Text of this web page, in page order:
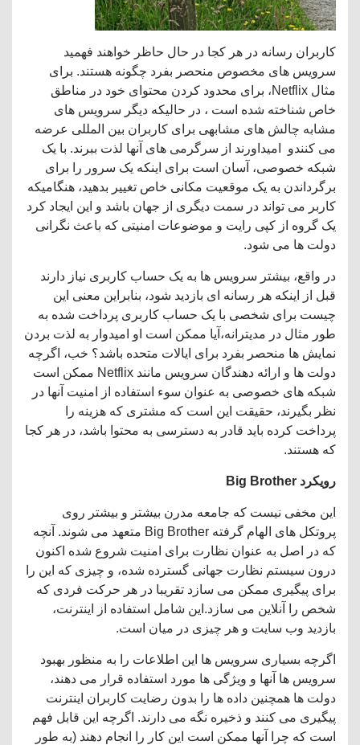
کاربران رسانه در هر کجا در حال حاظر خواهند فهمید
سرویس های مخصوص منحصر بفرد چگونه هستند. برای
مثال Netflix، برای محدود کردن محتوای خود در مناطق
خاص شناخته شده است ، در حالیکه دیگر سرویس های
مشابه چالش های مشابهی برای کاربران بین المللی عرضه
می کنندو امیداورند از سرگرمی های آنها لذت ببرند. با یک
شبکه خصوصی، آسان است برای اینکه یک سرور را برای
برگرداندن به یک موقعیت مکانی خاص تغییر بدهید، هنگامیکه
کاربر می تواند در سمت دیگری از جهان باشد و این ایجاد کرد
یک گروه از کپی رایت و موضوعات امنیتی که باعث نگرانی
دولت ها می شود.
در واقع، بیشتر سرویس ها به یک حساب کاربری نیاز دارند
قبل از اینکه هر رسانه ای بازدید شود، بنابراین معنی این
چیست برای شخصی با یک حساب کاربری پرداخت شده به
طور مثال در مدیترانه،آیا ممکن است او امیدوار به لذت بردن
نمایش ها منحصر بفرد برای ایالات متحده باشد؟ خب، اگرچه
دولت ها و ارائه دهندگان سرویس مانند Netflix ممکن است
شبکه های خصوصی به عنوان سوء استفاده از امنیت آنها در
نظر بگیرند، حقیقت این است که مشتری که هزینه را
پرداخت کرده باید قادر به دسترسی به محتوا باشد، در هر کجا
که هستند.
رویکرد Big Brother
این مخفی نیست که جامعه مدرن بیشتر و بیشتر روی
پروتکل های الهام گرفته Big Brother متعهد می شوند. آنچه
که در اصل به عنوان نظارت برای امنیت شروع شده اکنون
درون سیستم نظارت جهانی گسترده شده، و چیزی که این را
برای پیگیری ممکن می سازد تقریبا در هر حرکت فردی که
شخص را آنلاین می سازد.این شامل استفاده از اینترنت،
بازدید وب سایت و هر چیزی در میان است.
اگرچه بسیاری سرویس ها این اطلاعات را به منظور بهبود
سرویس ها آنها و ویژگی ها مورد استفاده قرار می دهند،
دولت ها همچنین داده ها را بدون رضایت کاربران اینترنت
پیگیری می کنند و ذخیره نگه می دارند. اگرچه این قابل فهم
است که چرا آنها ممکن است این کار را انجام دهند (به طور